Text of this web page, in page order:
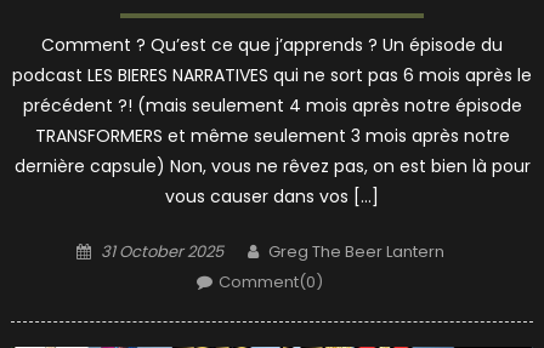
Comment ? Qu’est ce que j’apprends ? Un épisode du
podcast LES BIERES NARRATIVES qui ne sort pas 6 mois après le
précédent ?! (mais seulement 4 mois après notre épisode
TRANSFORMERS et même seulement 3 mois après notre
dernière capsule) Non, vous ne rêvez pas, on est bien là pour
vous causer dans vos […]
Posted
31 October 2025 Author
Greg The Beer Lantern
Comment(0)